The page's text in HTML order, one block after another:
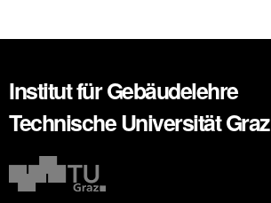
Institut für Gebäudelehre
Technische Universität Graz